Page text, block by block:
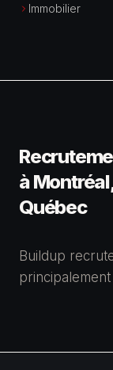
Immobilier
à
Québec
Buildup